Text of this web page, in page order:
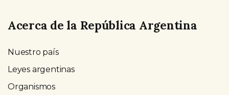
Acerca de la República Argentina
Nuestro país
Leyes argentinas
Organismos